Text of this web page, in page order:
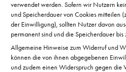
verwendet werden. Sofern wir Nutzern
und Speicherdauer von Cookies mitteilen
der Einwilligung), sollten Nutzer davon
permanent sind und die Speicherdauer
Allgemeine Hinweise zum Widerruf und
können die von ihnen abgegebenen
und zudem einen Widerspruch gegen die